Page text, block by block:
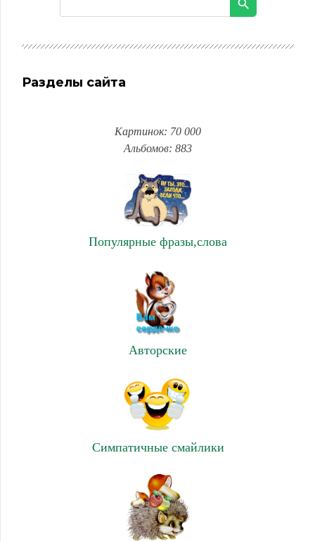
Разделы сайта
Картинок: 70 000
Альбомов: 883
Популярные фразы,слова
Авторские
Симпатичные смайлики